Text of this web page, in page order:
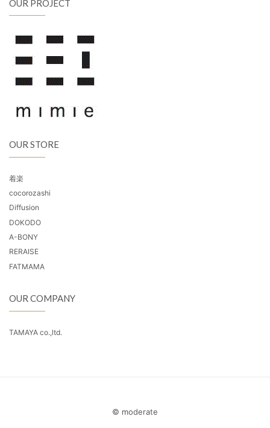
OUR PROJECT
OUR STORE
着楽
cocorozashi
Diffusion
DOKODO
A-BONY
RERAISE
FATMAMA
OUR COMPANY
TAMAYA co.,ltd.
© moderate